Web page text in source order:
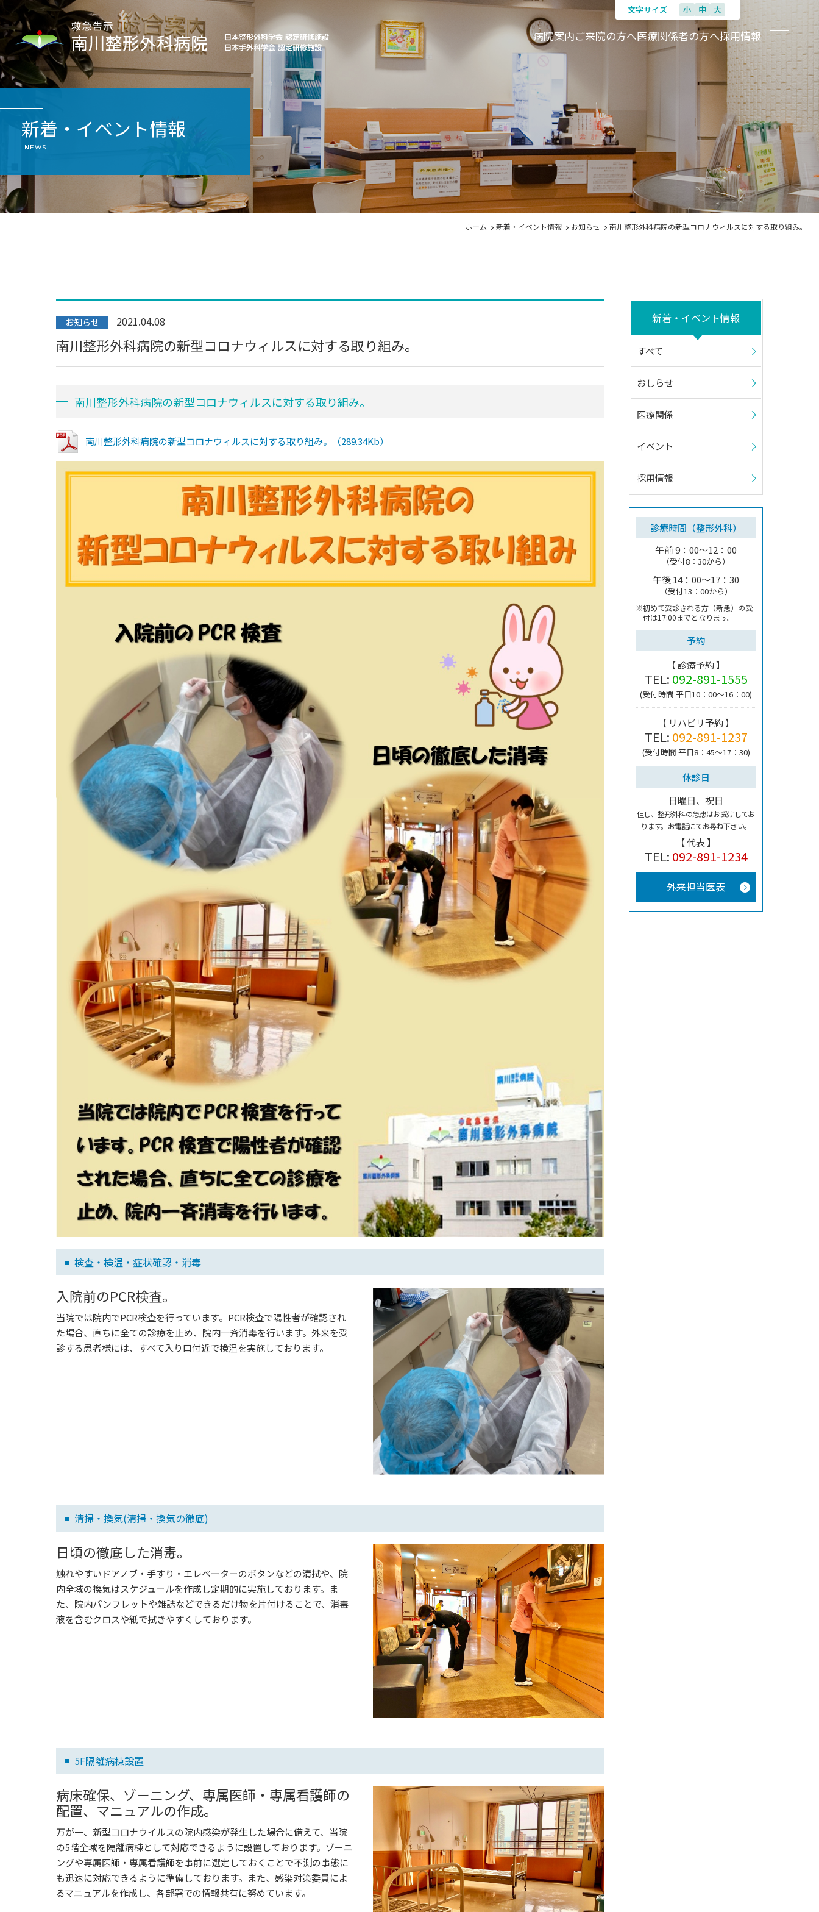
文字サイズ 小 中 大
病院案内ご来院の方へ医療関係者の方へ採用情報
新着・イベント情報
NEWS
ホーム 新着・イベント情報 お知らせ 南川整形外科病院の新型コロナウィルスに対する取り組み。
お知らせ 2021.04.08
南川整形外科病院の新型コロナウィルスに対する取り組み。
南川整形外科病院の新型コロナウィルスに対する取り組み。
南川整形外科病院の新型コロナウィルスに対する取り組み。（289.34Kb）
検査・検温・症状確認・消毒
入院前のPCR検査。
当院では院内でPCR検査を行っています。PCR検査で陽性者が確認され
た場合、直ちに全ての診療を止め、院内一斉消毒を行います。外来を受
診する患者様には、すべて入り口付近で検温を実施しております。
清掃・換気(清掃・換気の徹底)
日頃の徹底した消毒。
触れやすいドアノブ・手すり・エレベーターのボタンなどの清拭や、院
内全域の換気はスケジュールを作成し定期的に実施しております。ま
た、院内パンフレットや雑誌などできるだけ物を片付けることで、消毒
液を含むクロスや紙で拭きやすくしております。
5F隔離病棟設置
病床確保、ゾーニング、専属医師・専属看護師の
配置、マニュアルの作成。
万が一、新型コロナウイルスの院内感染が発生した場合に備えて、当院
の5階全域を隔離病棟として対応できるように設置しております。ゾーニ
ングや専属医師・専属看護師を事前に選定しておくことで不測の事態に
も迅速に対応できるように準備しております。また、感染対策委員によ
るマニュアルを作成し、各部署での情報共有に努めています。
新着・イベント情報
すべて
おしらせ
医療関係
イベント
採用情報
診療時間（整形外科）
午前 9：00～12：00
（受付8：30から）
午後 14：00～17：30
（受付13：00から）
※初めて受診される方（新患）の受
付は17:00までとなります。
予約
【 診療予約 】
TEL: 092-891-1555
(受付時間 平日10：00～16：00)
【 リハビリ予約 】
TEL: 092-891-1237
(受付時間 平日8：45～17：30)
休診日
日曜日、祝日
但し、整形外科の急患はお受けしてお
ります。 お電話にてお尋ね下さい。
【 代表 】
TEL: 092-891-1234
外来担当医表